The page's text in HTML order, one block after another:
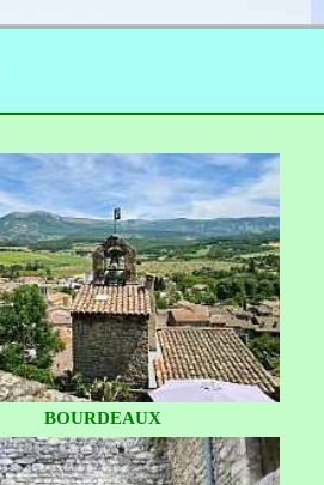
BOURDEAUX